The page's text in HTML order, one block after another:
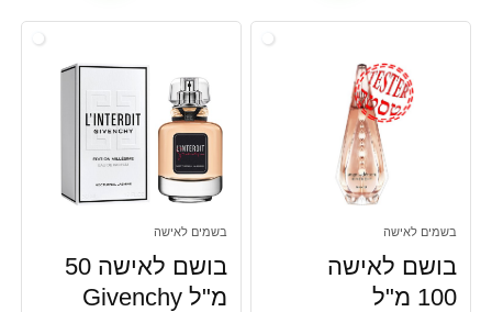
בשמים לאישה
בושם לאישה
100 מ"ל
בשמים לאישה
בושם לאישה 50
מ"ל Givenchy